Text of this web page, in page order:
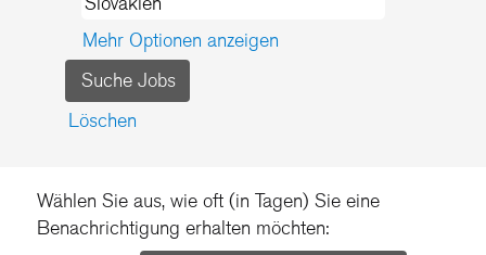
Mehr Optionen anzeigen
Löschen
Wählen Sie aus, wie oft (in Tagen) Sie eine
Benachrichtigung erhalten möchten: